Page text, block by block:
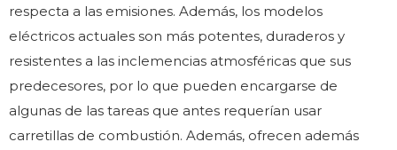
respecta a las emisiones. Además, los modelos
eléctricos actuales son más potentes, duraderos y
resistentes a las inclemencias atmosféricas que sus
predecesores, por lo que pueden encargarse de
algunas de las tareas que antes requerían usar
carretillas de combustión. Además, ofrecen además